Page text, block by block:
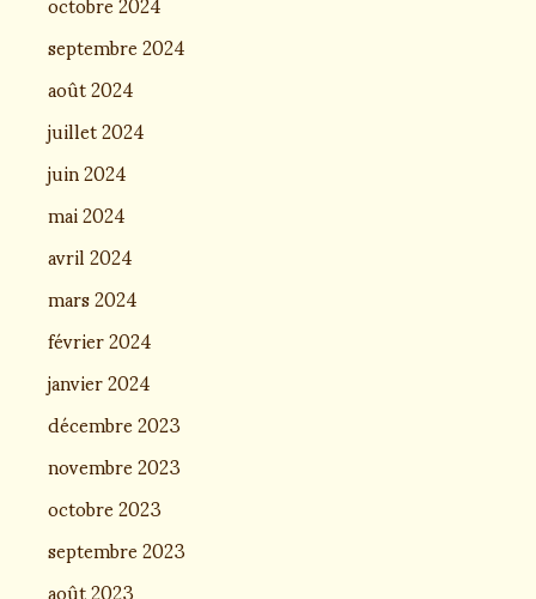
septembre 2024
août 2024
juillet 2024
juin 2024
mai 2024
avril 2024
mars 2024
février 2024
janvier 2024
décembre 2023
novembre 2023
octobre 2023
septembre 2023